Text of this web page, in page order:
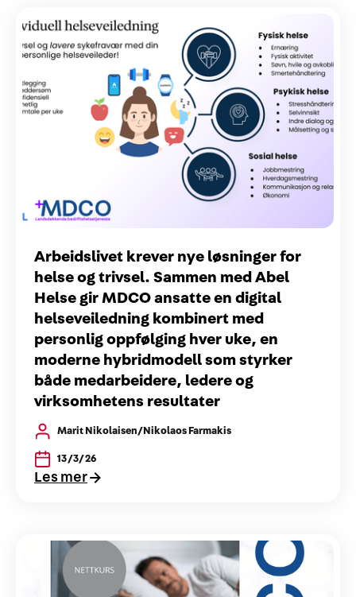
Arbeidslivet krever nye løsninger for
helse og trivsel. Sammen med Abel
Helse gir MDCO ansatte en digital
helseveiledning kombinert med
personlig oppfølging hver uke, en
moderne hybridmodell som styrker
både medarbeidere, ledere og
virksomhetens resultater
Marit Nikolaisen/Nikolaos Farmakis
13/3/26
Les mer